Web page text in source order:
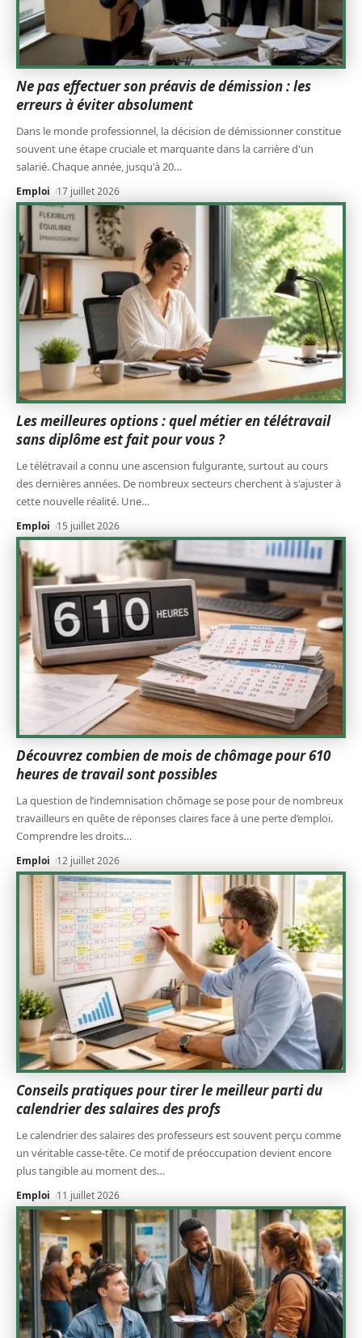
Ne pas effectuer son préavis de démission : les
erreurs à éviter absolument
Dans le monde professionnel, la décision de démissionner constitue
souvent une étape cruciale et marquante dans la carrière d'un
salarié. Chaque année, jusqu'à 20…
Emploi 17 juillet 2026
Les meilleures options : quel métier en télétravail
sans diplôme est fait pour vous ?
Le télétravail a connu une ascension fulgurante, surtout au cours
des dernières années. De nombreux secteurs cherchent à s'ajuster à
cette nouvelle réalité. Une…
Emploi 15 juillet 2026
Découvrez combien de mois de chômage pour 610
heures de travail sont possibles
La question de l’indemnisation chômage se pose pour de nombreux
travailleurs en quête de réponses claires face à une perte d’emploi.
Comprendre les droits…
Emploi 12 juillet 2026
Conseils pratiques pour tirer le meilleur parti du
calendrier des salaires des profs
Le calendrier des salaires des professeurs est souvent perçu comme
un véritable casse-tête. Ce motif de préoccupation devient encore
plus tangible au moment des…
Emploi 11 juillet 2026